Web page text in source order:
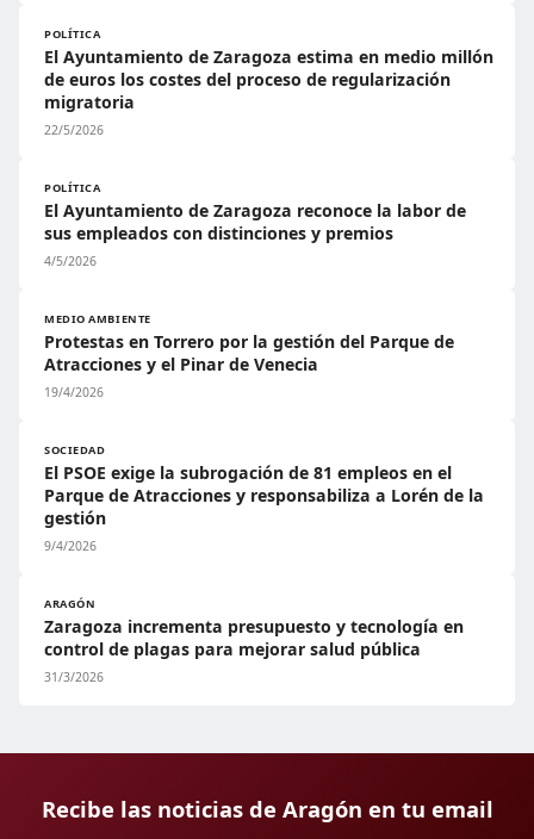
POLÍTICA
El Ayuntamiento de Zaragoza estima en medio millón
de euros los costes del proceso de regularización
migratoria
22/5/2026
POLÍTICA
El Ayuntamiento de Zaragoza reconoce la labor de
sus empleados con distinciones y premios
4/5/2026
MEDIO AMBIENTE
Protestas en Torrero por la gestión del Parque de
Atracciones y el Pinar de Venecia
19/4/2026
SOCIEDAD
El PSOE exige la subrogación de 81 empleos en el
Parque de Atracciones y responsabiliza a Lorén de la
gestión
9/4/2026
ARAGÓN
Zaragoza incrementa presupuesto y tecnología en
control de plagas para mejorar salud pública
31/3/2026
Recibe las noticias de Aragón en tu email